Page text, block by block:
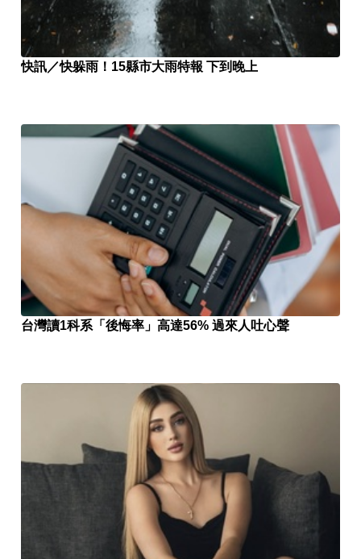
快訊／快躲雨！15縣市大雨特報 下到晚上
台灣讀1科系「後悔率」高達56% 過來人吐心聲